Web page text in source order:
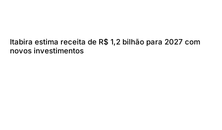
Itabira estima receita de R$ 1,2 bilhão para 2027 com
novos investimentos